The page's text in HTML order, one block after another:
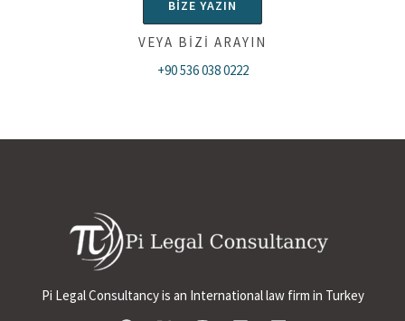
BİZE YAZIN
VEYA BİZİ ARAYIN
+90 536 038 0222
Pi Legal Consultancy is an International law firm in Turkey